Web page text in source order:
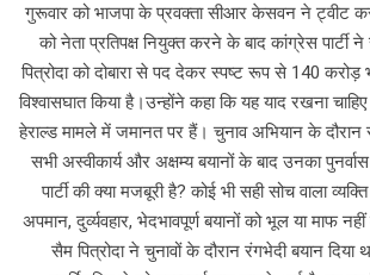
गुरूवार को भाजपा के प्रवक्ता सीआर केसवन ने ट्वीट
को नेता प्रतिपक्ष नियुक्त करने के बाद कांग्रेस पार्टी
पित्रोदा को दोबारा से पद देकर स्पष्ट रूप से 140 करोड़
विश्वासघात किया है।उन्होंने कहा कि यह याद रखना
हेराल्ड मामले में जमानत पर हैं। चुनाव अभियान के दौरान सैम
सभी अस्वीकार्य और अक्षम्य बयानों के बाद उनका
पार्टी की क्या मजबूरी है? कोई भी सही सोच वाला
अपमान, दुर्व्यवहार, भेदभावपूर्ण बयानों को भूल या माफ
सैम पित्रोदा ने चुनावों के दौरान रंगभेदी बयान दिया